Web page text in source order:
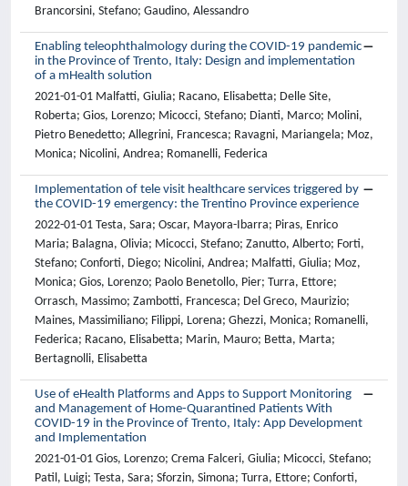
Brancorsini, Stefano; Gaudino, Alessandro
Enabling teleophthalmology during the COVID-19 pandemic
in the Province of Trento, Italy: Design and implementation
of a mHealth solution
2021-01-01 Malfatti, Giulia; Racano, Elisabetta; Delle Site,
Roberta; Gios, Lorenzo; Micocci, Stefano; Dianti, Marco; Molini,
Pietro Benedetto; Allegrini, Francesca; Ravagni, Mariangela; Moz,
Monica; Nicolini, Andrea; Romanelli, Federica
Implementation of tele visit healthcare services triggered by
the COVID-19 emergency: the Trentino Province experience
2022-01-01 Testa, Sara; Oscar, Mayora-Ibarra; Piras, Enrico
Maria; Balagna, Olivia; Micocci, Stefano; Zanutto, Alberto; Forti,
Stefano; Conforti, Diego; Nicolini, Andrea; Malfatti, Giulia; Moz,
Monica; Gios, Lorenzo; Paolo Benetollo, Pier; Turra, Ettore;
Orrasch, Massimo; Zambotti, Francesca; Del Greco, Maurizio;
Maines, Massimiliano; Filippi, Lorena; Ghezzi, Monica; Romanelli,
Federica; Racano, Elisabetta; Marin, Mauro; Betta, Marta;
Bertagnolli, Elisabetta
Use of eHealth Platforms and Apps to Support Monitoring
and Management of Home-Quarantined Patients With
COVID-19 in the Province of Trento, Italy: App Development
and Implementation
2021-01-01 Gios, Lorenzo; Crema Falceri, Giulia; Micocci, Stefano;
Patil, Luigi; Testa, Sara; Sforzin, Simona; Turra, Ettore; Conforti,